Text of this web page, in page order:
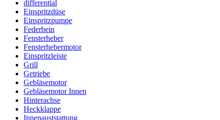
differential
Einspritzdüse
Einspritzpumpe
Federbein
Fensterheber
Fensterhebermotor
Einspritzleiste
Grill
Getriebe
Gebläsemotor
Gebläsemotor Innen
Hinterachse
Heckklappe
Innenauststattung